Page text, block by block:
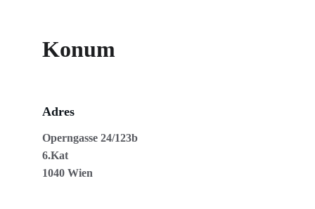
Konum
Adres
Operngasse 24/123b
6.Kat
1040 Wien